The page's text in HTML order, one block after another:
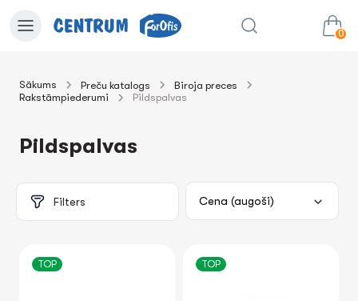
0
uz grozu
Sākums Preču katalogs
Biroja preces
Rakstāmpiederumi
Pildspalvas
Pildspalvas
Filters
TOP TOP